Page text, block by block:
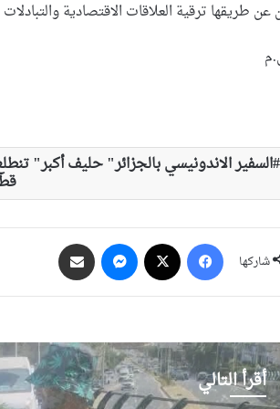
عن طريقها ترقية العلاقات الاقتصادية والتبادلات
السفير الاندونيسي بالجزائر" حليف أكبر"
شاركها
أقرأ التالي